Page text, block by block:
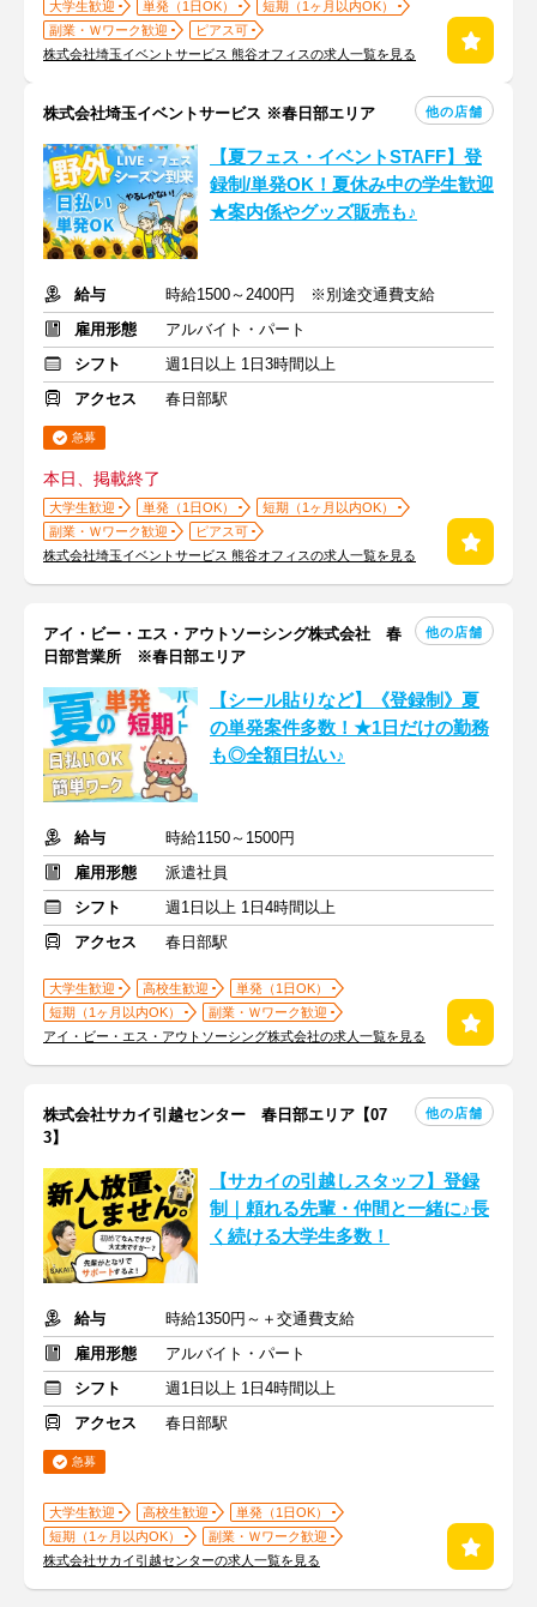
大学生歓迎 単発（1日OK）
短期（1ヶ月以内OK）
副業・Ｗワーク歓迎
ピアス可
株式会社埼玉イベントサービス 熊谷オフィスの求人一覧を見る
株式会社埼玉イベントサービス ※春日部エリア 他の店舗
【夏フェス・イベントSTAFF】登
録制/単発OK！夏休み中の学生歓迎
★案内係やグッズ販売も♪
給与
時給1500～2400円 ※別途交通費支給
雇用形態
アルバイト・パート
シフト
週1日以上 1日3時間以上
アクセス
春日部駅
急募
本日、掲載終了
大学生歓迎 単発（1日OK）
短期（1ヶ月以内OK）
副業・Ｗワーク歓迎
ピアス可
株式会社埼玉イベントサービス 熊谷オフィスの求人一覧を見る
アイ・ビー・エス・アウトソーシング株式会社 春
日部営業所 ※春日部エリア
他の店舗
【シール貼りなど】《登録制》夏
の単発案件多数！★1日だけの勤務
も◎全額日払い♪
給与
時給1150～1500円
雇用形態
派遣社員
シフト
週1日以上 1日4時間以上
アクセス
春日部駅
大学生歓迎 高校生歓迎
単発（1日OK）
短期（1ヶ月以内OK）
副業・Ｗワーク歓迎
アイ・ビー・エス・アウトソーシング株式会社の求人一覧を見る
株式会社サカイ引越センター 春日部エリア【07
3】
他の店舗
【サカイの引越しスタッフ】登録
制｜頼れる先輩・仲間と一緒に♪長
く続ける大学生多数！
給与
時給1350円～＋交通費支給
雇用形態
アルバイト・パート
シフト
週1日以上 1日4時間以上
アクセス
春日部駅
急募
大学生歓迎 高校生歓迎
単発（1日OK）
短期（1ヶ月以内OK）
副業・Ｗワーク歓迎
株式会社サカイ引越センターの求人一覧を見る